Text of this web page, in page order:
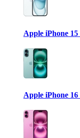
Apple iPhone
Apple iPhone